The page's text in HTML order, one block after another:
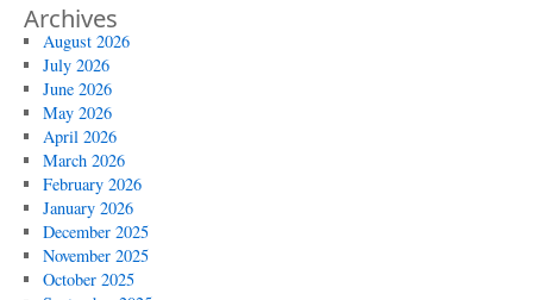
Archives
August 2026
July 2026
June 2026
May 2026
April 2026
March 2026
February 2026
January 2026
December 2025
November 2025
October 2025